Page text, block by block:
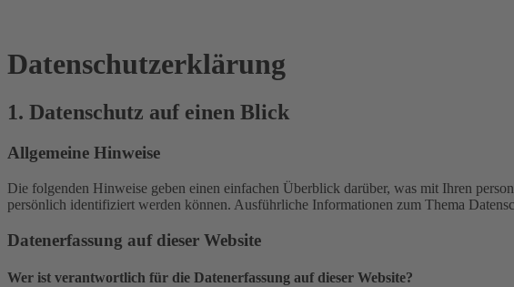
Datenschutz­erklärung
1. Datenschutz auf einen Blick
Allgemeine Hinweise
Die folgenden Hinweise geben einen einfachen Überblick darüber, was mit Ihren
persönlich identifiziert werden können. Ausführliche Informationen zum Thema
Datenerfassung auf dieser Website
Wer ist verantwortlich für die Datenerfassung auf dieser Website?